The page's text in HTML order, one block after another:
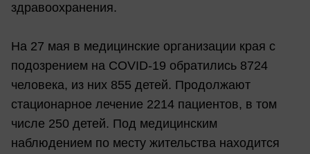
здравоохранения.
На 27 мая в медицинские организации края с
подозрением на COVID-19 обратились 8724
человека, из них 855 детей. Продолжают
стационарное лечение 2214 пациентов, в том
числе 250 детей. Под медицинским
наблюдением по месту жительства находится